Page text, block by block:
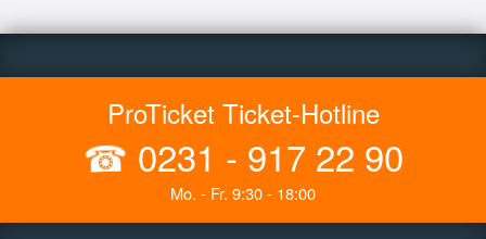
ProTicket Ticket-Hotline
☎ 0231 - 917 22 90
Mo. - Fr. 9:30 - 18:00